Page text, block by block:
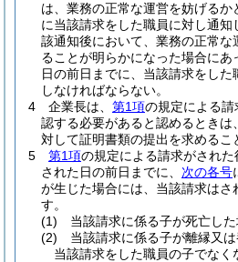
は、業務の正常な運営を妨げる
に当該請求をした職員に対し通知
該通知後において、業務の正常な
ることが明らかになった場合に
日の前日までに、当該請求をし
しなければならない。
4
企業長は、 第1項の規定による
認する必要があると認めるときは
対して証明書類の提出を求めるこ
5
第1項の規定による請求がされ
された日の前日までに、 次の各号
が生じた場合には、当該請求はさ
す。
(1)
当該請求に係る子が死亡し
(2)
当該請求に係る子が離縁又
当該請求をした職員の子でなく